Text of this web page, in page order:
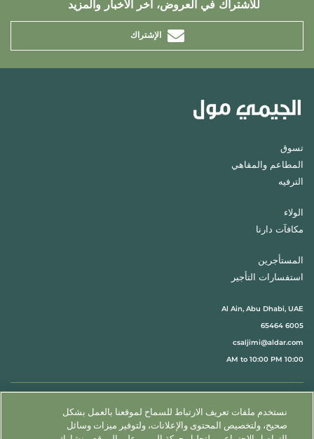
للاشتراك في العروض، آخر الأخبار والمزيد
الإشتراك
تسوق
المطاعم والمقاهي
الترفيه
الولاء
مكافآت دارنا
المستأجرين
استفسارات التأجير
Al Ain, Abu Dhabi, UAE
6005 65464
csaljimi@aldar.com
10:00 AM to 10:00 PM
اتبعنا@
English حدد موقعنا اتصل بنا
نستخدم ملفات تعريف الارتباط للسماح لموقعنا بالعمل بشكل
صحيح، ولتخصيص المحتوى والإعلانات، ولتوفير ميزات وسائل